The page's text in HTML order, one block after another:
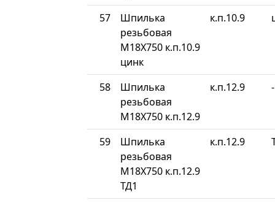
57
Шпилька
резьбовая
М18Х750 к.п.10.9
цинк
к.п.10.9
58
Шпилька
резьбовая
М18Х750 к.п.12.9
к.п.12.9 -
59
Шпилька
резьбовая
М18Х750 к.п.12.9
ТД1
к.п.12.9